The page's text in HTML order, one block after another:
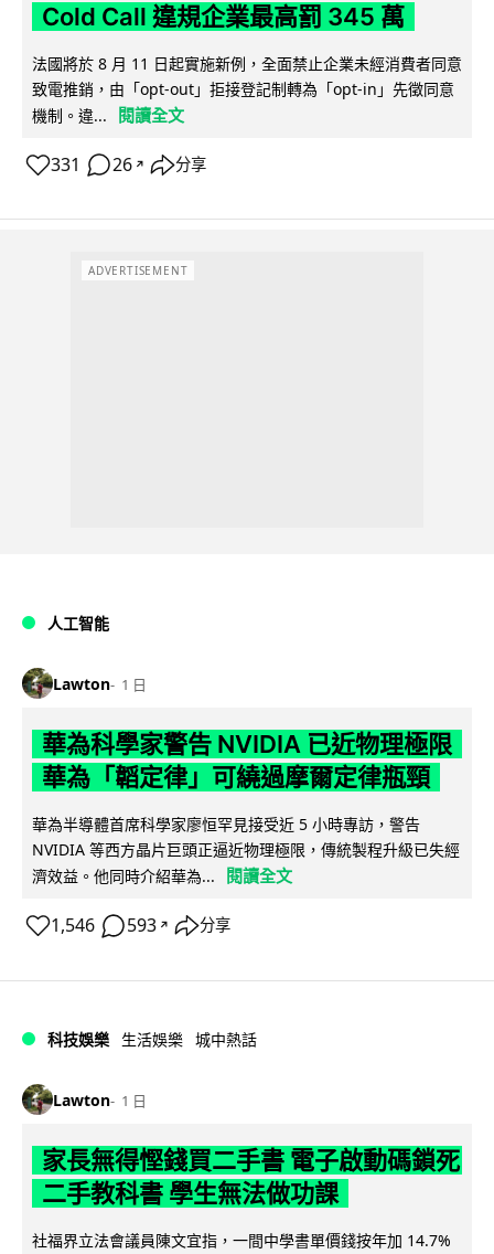
Cold Call 違規企業最高罰 345 萬
法國將於 8 月 11 日起實施新例，全面禁止企業未經消費者同意
致電推銷，由「opt-out」拒接登記制轉為「opt-in」先徵同意
機制。違...
閱讀全文
331 26 ↗ 分享
ADVERTISEMENT
人工智能
Lawton 1 日
華為科學家警告 NVIDIA 已近物理極限
華為「韜定律」可繞過摩爾定律瓶頸
華為半導體首席科學家廖恒罕見接受近 5 小時專訪，警告
NVIDIA 等西方晶片巨頭正逼近物理極限，傳統製程升級已失經
濟效益。他同時介紹華為...
閱讀全文
1,546 593 ↗ 分享
科技娛樂 生活娛樂 城中熱話
Lawton 1 日
家長無得慳錢買二手書 電子啟動碼鎖死
二手教科書 學生無法做功課
社福界立法會議員陳文宜指，一間中學書單價錢按年加 14.7%